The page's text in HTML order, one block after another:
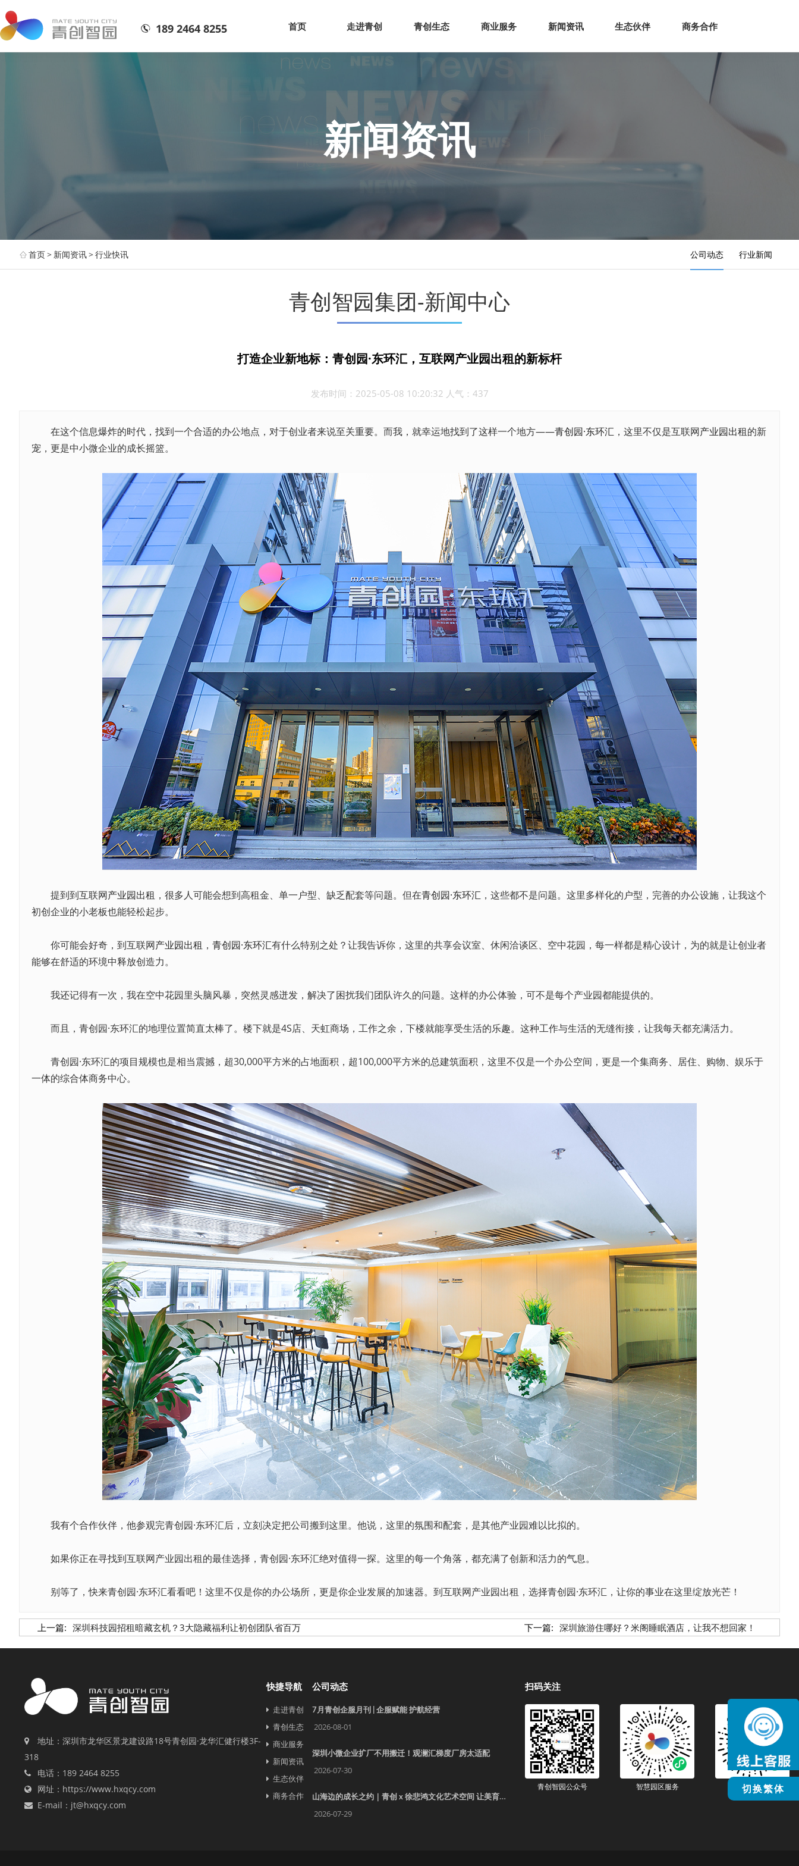
网站首页 走进青创 青创生态 商业服务 新闻资讯 生态伙伴
189 2464 8255 首页 走进青创 青创生态 商业服务 新闻资讯 生态伙伴 商务合作
新闻资讯
首页> 新闻资讯>行业快讯 公司动态 行业新闻
青创智园集团-新闻中心
打造企业新地标：青创园·东环汇，互联网产业园出租的新标杆
发布时间：2025-05-08 10:20:32 人气：437
在这个信息爆炸的时代，找到一个合适的办公地点，对于创业者来说至关重要。而我，就幸运地找到了这样一个地方——青创园·东环汇 ，这里不仅是互联网产业园出租的新
宠，更是中小微企业的成长摇篮。
提到到互联网产业园出租 ，很多人可能会想到高租金、单一户型、缺乏配套等问题。但在青创园·东环汇 ，这些都不是问题。这里多样化的户型，完善的办公设施，让我这个
初创企业的小老板也能轻松起步。
你可能会好奇，到互联网产业园出租 ， 青创园·东环汇有什么特别之处？让我告诉你，这里的共享会议室、休闲洽谈区、空中花园，每一样都是精心设计，为的就是让创业者
能够在舒适的环境中释放创造力。
我还记得有一次，我在空中花园里头脑风暴，突然灵感迸发，解决了困扰我们团队许久的问题。这样的办公体验，可不是每个产业园都能提供的。
而且，青创园·东环汇的地理位置简直太棒了。楼下就是4S店、天虹商场，工作之余，下楼就能享受生活的乐趣。这种工作与生活的无缝衔接，让我每天都充满活力。
青创园·东环汇的项目规模也是相当震撼，超30,000平方米的占地面积，超100,000平方米的总建筑面积，这里不仅是一个办公空间，更是一个集商务、居住、购物、娱乐于
一体的综合体商务中心。
我有个合作伙伴，他参观完青创园·东环汇后，立刻决定把公司搬到这里。他说，这里的氛围和配套，是其他产业园难以比拟的。
如果你正在寻找到互联网产业园出租的最佳选择，青创园·东环汇绝对值得一探。这里的每一个角落，都充满了创新和活力的气息。
别等了，快来青创园·东环汇看看吧！这里不仅是你的办公场所，更是你企业发展的加速器。到互联网产业园出租，选择青创园·东环汇，让你的事业在这里绽放光芒！
上一篇: 深圳科技园招租暗藏玄机？3大隐藏福利让初创团队省百万 下一篇: 深圳旅游住哪好？米阁睡眠酒店，让我不想回家！
切换繁体
地址：深圳市龙华区景龙建设路18号青创园·龙华汇健行楼3F-
318
电话：189 2464 8255
网址：https://www.hxqcy.com
E-mail：jt@hxqcy.com
快捷导航
走进青创
青创生态
商业服务
新闻资讯
生态伙伴
商务合作
公司动态
7月青创企服月刊 | 企服赋能 护航经营
2026-08-01
深圳小微企业扩厂不用搬迁！观澜汇梯度厂房太适配
2026-07-30
山海边的成长之约｜青创 x 徐悲鸿文化艺术空间 让美育照见更远的世界
2026-07-29
扫码关注
青创智园公众号 智慧园区服务 智慧生活服务